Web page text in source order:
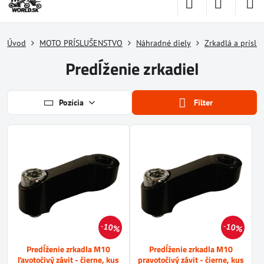
Úvod MOTO PRÍSLUŠENSTVO Náhradné diely Zrkadlá a
Predĺženie zrkadiel
Pozícia Filter
10%
Predĺženie zrkadla M10
ľavotočivý závit - čierne, kus
10%
Predĺženie zrkadla M10
pravotočivý závit - čierne, kus